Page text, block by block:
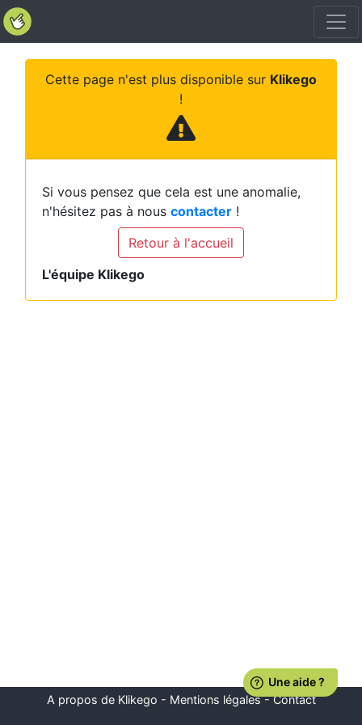
Cette page n'est plus disponible sur Klikego
!
Si vous pensez que cela est une anomalie,
n'hésitez pas à nous contacter !
Retour à l'accueil
L'équipe Klikego
A propos de Klikego - Mentions légales-Contact